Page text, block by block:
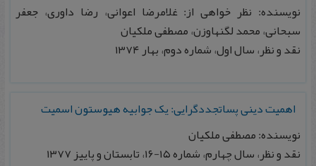
نویسنده: نظر خواهی از: غلامرضا اعوانی، رضا داوری، جعفر
سبحانی، محمد لگنهاوزن، مصطفی ملکیان
نقد و نظر، سال اول، شماره دوم، بهار ۱۳۷۴
اهمیت دینی پساتجددگرایی: یک جوابیه هیوستون اسمیت
نویسنده: مصطفی ملکیان
نقد و نظر، سال چهارم، شماره ۱۵-۱۶، تابستان و پاییز ۱۳۷۷